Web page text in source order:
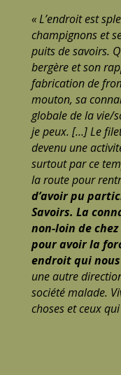
« L’endroit est
champignons et
puits de savoirs.
bergère et son
fabrication de
mouton, sa
globale de la vie/
je peux. […] Le
devenu une
surtout par ce
la route pour
d’avoir pu
Savoirs. La
non-loin de
pour avoir la
endroit qui
une autre
société malade.
choses et ceux